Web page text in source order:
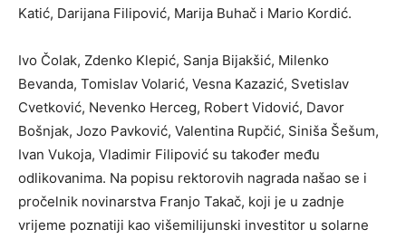
Katić, Darijana Filipović, Marija Buhač i Mario Kordić.
Ivo Čolak, Zdenko Klepić, Sanja Bijakšić, Milenko
Bevanda, Tomislav Volarić, Vesna Kazazić, Svetislav
Cvetković, Nevenko Herceg, Robert Vidović, Davor
Bošnjak, Jozo Pavković, Valentina Rupčić, Siniša Šešum,
Ivan Vukoja, Vladimir Filipović su također među
odlikovanima. Na popisu rektorovih nagrada našao se i
pročelnik novinarstva Franjo Takač, koji je u zadnje
vrijeme poznatiji kao višemilijunski investitor u solarne